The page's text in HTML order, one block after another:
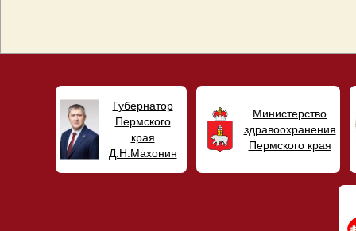
Губернатор
Пермского
края
Д.Н.Махонин
Министерство
здравоохранения
Пермского края